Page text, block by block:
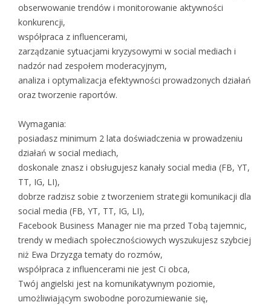
obserwowanie trendów i monitorowanie aktywności
konkurencji,
współpraca z influencerami,
zarządzanie sytuacjami kryzysowymi w social mediach i
nadzór nad zespołem moderacyjnym,
analiza i optymalizacja efektywności prowadzonych działań
oraz tworzenie raportów.
Wymagania:
posiadasz minimum 2 lata doświadczenia w prowadzeniu
działań w social mediach,
doskonale znasz i obsługujesz kanały social media (FB, YT,
TT, IG, LI),
dobrze radzisz sobie z tworzeniem strategii komunikacji dla
social media (FB, YT, TT, IG, LI),
Facebook Business Manager nie ma przed Tobą tajemnic,
trendy w mediach społecznościowych wyszukujesz szybciej
niż Ewa Drzyzga tematy do rozmów,
współpraca z influencerami nie jest Ci obca,
Twój angielski jest na komunikatywnym poziomie,
umożliwiającym swobodne porozumiewanie się,